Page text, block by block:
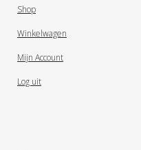
Shop
Winkelwagen
Mijn Account
Log uit